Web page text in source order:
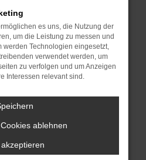
dem neuesten Stand
birgt nicht nur ein
kann auch dazu
Funktionen nicht mehr
Webseitenbetreiber.
Schritte versucht
bitte. Wir werden
zu beheben. Du kannst
um uns bei der
es uns, die Nutzung der
um die Leistung zu messen und
werden Technologien eingesetzt,
verwendet werden, um
zu verfolgen und um Anzeigen
Interessen relevant sind.
ablehnen